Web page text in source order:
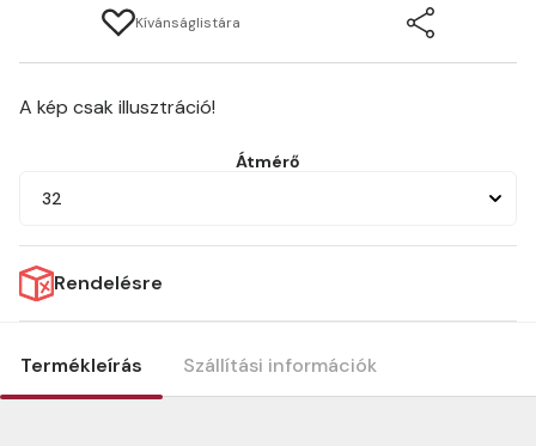
Kívánságlistára
A kép csak illusztráció!
Átmérő
32
Rendelésre
Termékleírás Szállítási információk